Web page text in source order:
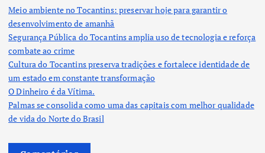
Meio ambiente no Tocantins: preservar hoje para garantir o
desenvolvimento de amanhã
Segurança Pública do Tocantins amplia uso de tecnologia e reforça
combate ao crime
Cultura do Tocantins preserva tradições e fortalece identidade de
um estado em constante transformação
O Dinheiro é da Vítima.
Palmas se consolida como uma das capitais com melhor qualidade
de vida do Norte do Brasil